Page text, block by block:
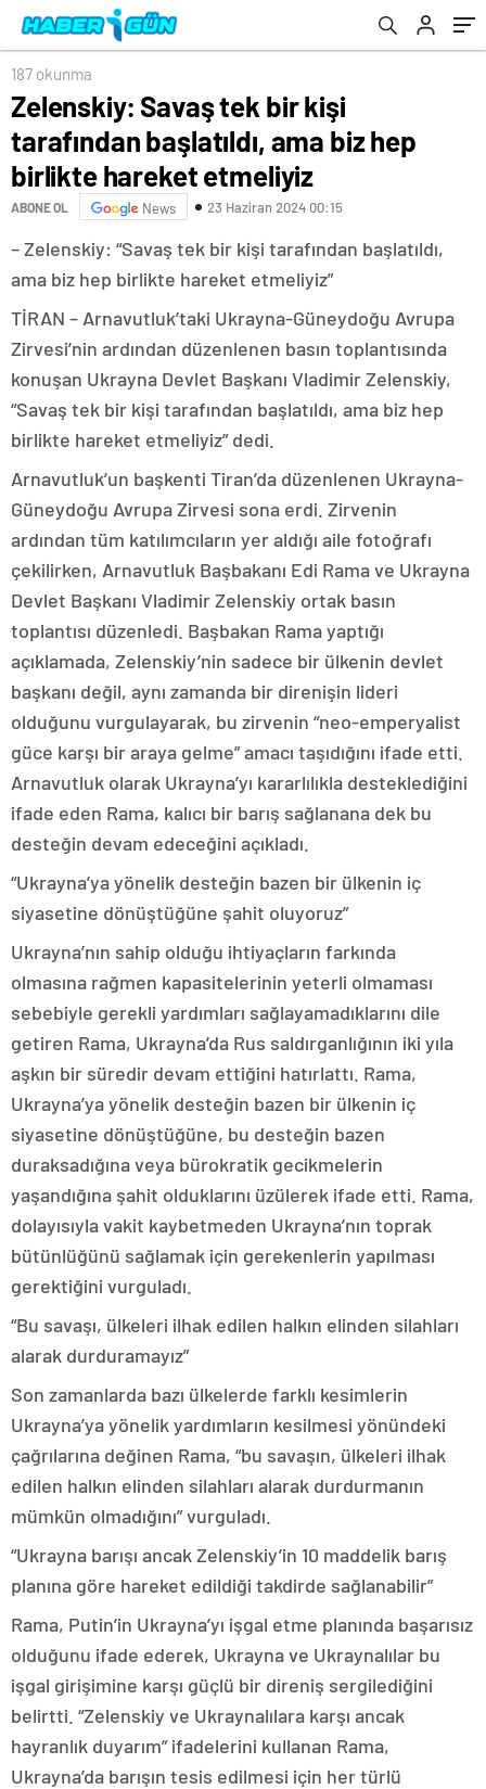
187 okunma
Zelenskiy: Savaş tek bir kişi
tarafından başlatıldı, ama biz hep
birlikte hareket etmeliyiz
ABONE OL News 23 Haziran 2024 00:15
– Zelenskiy: “Savaş tek bir kişi tarafından başlatıldı,
ama biz hep birlikte hareket etmeliyiz”
TİRAN – Arnavutluk’taki Ukrayna-Güneydoğu Avrupa
Zirvesi’nin ardından düzenlenen basın toplantısında
konuşan Ukrayna Devlet Başkanı Vladimir Zelenskiy,
“Savaş tek bir kişi tarafından başlatıldı, ama biz hep
birlikte hareket etmeliyiz” dedi.
Arnavutluk’un başkenti Tiran’da düzenlenen Ukrayna-
Güneydoğu Avrupa Zirvesi sona erdi. Zirvenin
ardından tüm katılımcıların yer aldığı aile fotoğrafı
çekilirken, Arnavutluk Başbakanı Edi Rama ve Ukrayna
Devlet Başkanı Vladimir Zelenskiy ortak basın
toplantısı düzenledi. Başbakan Rama yaptığı
açıklamada, Zelenskiy’nin sadece bir ülkenin devlet
başkanı değil, aynı zamanda bir direnişin lideri
olduğunu vurgulayarak, bu zirvenin “neo-emperyalist
güce karşı bir araya gelme” amacı taşıdığını ifade etti.
Arnavutluk olarak Ukrayna’yı kararlılıkla desteklediğini
ifade eden Rama, kalıcı bir barış sağlanana dek bu
desteğin devam edeceğini açıkladı.
“Ukrayna’ya yönelik desteğin bazen bir ülkenin iç
siyasetine dönüştüğüne şahit oluyoruz”
Ukrayna’nın sahip olduğu ihtiyaçların farkında
olmasına rağmen kapasitelerinin yeterli olmaması
sebebiyle gerekli yardımları sağlayamadıklarını dile
getiren Rama, Ukrayna’da Rus saldırganlığının iki yıla
aşkın bir süredir devam ettiğini hatırlattı. Rama,
Ukrayna’ya yönelik desteğin bazen bir ülkenin iç
siyasetine dönüştüğüne, bu desteğin bazen
duraksadığına veya bürokratik gecikmelerin
yaşandığına şahit olduklarını üzülerek ifade etti. Rama,
dolayısıyla vakit kaybetmeden Ukrayna’nın toprak
bütünlüğünü sağlamak için gerekenlerin yapılması
gerektiğini vurguladı.
“Bu savaşı, ülkeleri ilhak edilen halkın elinden silahları
alarak durduramayız”
Son zamanlarda bazı ülkelerde farklı kesimlerin
Ukrayna’ya yönelik yardımların kesilmesi yönündeki
çağrılarına değinen Rama, “bu savaşın, ülkeleri ilhak
edilen halkın elinden silahları alarak durdurmanın
mümkün olmadığını” vurguladı.
“Ukrayna barışı ancak Zelenskiy’in 10 maddelik barış
planına göre hareket edildiği takdirde sağlanabilir”
Rama, Putin’in Ukrayna’yı işgal etme planında başarısız
olduğunu ifade ederek, Ukrayna ve Ukraynalılar bu
işgal girişimine karşı güçlü bir direniş sergilediğini
belirtti. “Zelenskiy ve Ukraynalılara karşı ancak
hayranlık duyarım” ifadelerini kullanan Rama,
Ukrayna’da barışın tesis edilmesi için her türlü